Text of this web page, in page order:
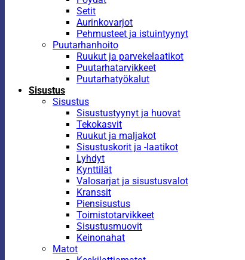
Setit
Aurinkovarjot
Pehmusteet ja istuintyynyt
Puutarhanhoito
Ruukut ja parvekelaatikot
Puutarhatarvikkeet
Puutarhatyökalut
Sisustus
Sisustus
Sisustustyynyt ja huovat
Tekokasvit
Ruukut ja maljakot
Sisustuskorit ja -laatikot
Lyhdyt
Kynttilät
Valosarjat ja sisustusvalot
Kranssit
Piensisustus
Toimistotarvikkeet
Sisustusmuovit
Keinonahat
Matot